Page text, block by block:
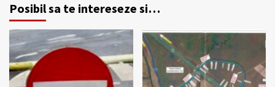
Posibil sa te intereseze si…